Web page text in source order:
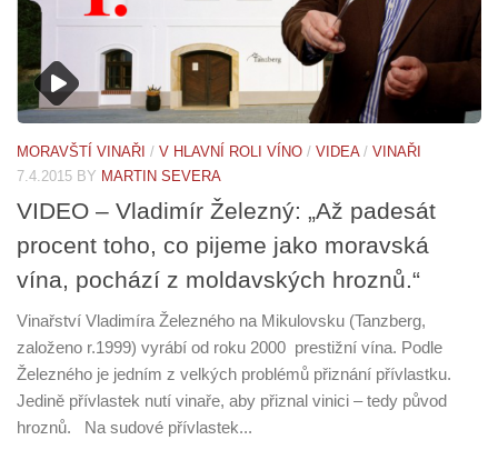
MORAVŠTÍ VINAŘI / V HLAVNÍ ROLI VÍNO / VIDEA/ VINAŘI
7.4.2015 BY MARTIN SEVERA
VIDEO – Vladimír Železný: „Až padesát
procent toho, co pijeme jako moravská
vína, pochází z moldavských hroznů.“
Vinařství Vladimíra Železného na Mikulovsku (Tanzberg,
založeno r.1999) vyrábí od roku 2000 prestižní vína. Podle
Železného je jedním z velkých problémů přiznání přívlastku.
Jedině přívlastek nutí vinaře, aby přiznal vinici – tedy původ
hroznů. Na sudové přívlastek...